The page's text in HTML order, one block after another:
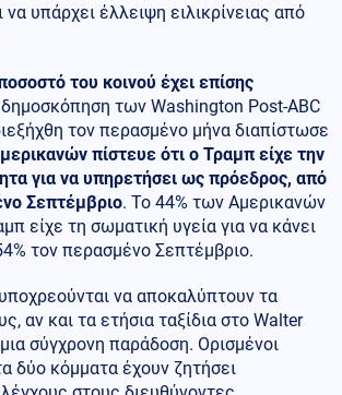
να υπάρχει έλλειψη ειλικρίνειας από
του κοινού έχει επίσης
των Washington Post-ABC
τον περασμένο μήνα διαπίστωσε
πίστευε ότι ο Τραμπ είχε την
για να υπηρετήσει ως πρόεδρος, από
Σεπτέμβριο. Το 44% των Αμερικανών
είχε τη σωματική υγεία για να κάνει
τον περασμένο Σεπτέμβριο.
να αποκαλύπτουν τα
αν και τα ετήσια ταξίδια στο Walter
μια σύγχρονη παράδοση. Ορισμένοι
δύο κόμματα έχουν ζητήσει